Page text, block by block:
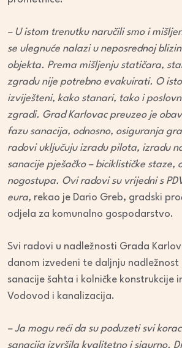
– U istom trenutku naručili smo i
se ulegnuće nalazi u neposrednoj
objekta. Prema mišljenju statičara,
zgradu nije potrebno evakuirati. O
izviješteni, kako stanari, tako i
zgradi. Grad Karlovac preuzeo je
fazu sanacija, odnosno, osiguranja
radovi uključuju izradu pilota, izradu
sanacije pješačko – biciklističke staze,
nogostupa. Ovi radovi su vrijedni s
eura, rekao je Dario Greb, gradski
odjela za komunalno gospodarstvo.
Svi radovi u nadležnosti Grada
danom izvedeni te daljnju
sanacije šahta i kolničke konstrukcije
Vodovod i kanalizacija.
– Ja mogu reći da su poduzeti svi
sanacija izvršila kvalitetno i sigurno.